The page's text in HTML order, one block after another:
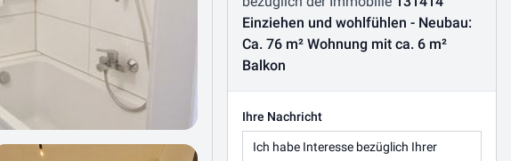
Einziehen und wohlfühlen - Neubau:
Ca. 76 m² Wohnung mit ca. 6 m²
Balkon
Ihre Nachricht